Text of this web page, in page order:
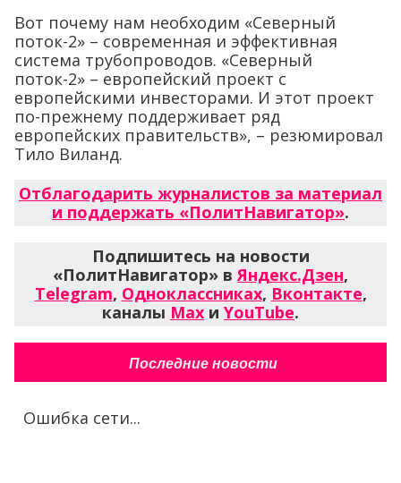
Вот почему нам необходим «Северный
поток-2» – современная и эффективная
система трубопроводов. «Северный
поток-2» – европейский проект с
европейскими инвесторами. И этот проект
по-прежнему поддерживает ряд
европейских правительств», – резюмировал
Тило Виланд.
Отблагодарить журналистов за материал
и поддержать «ПолитНавигатор».
Подпишитесь на новости
«ПолитНавигатор» вЯндекс.Дзен,
Telegram, Одноклассниках, Вконтакте,
каналы Max и YouTube.
Последние новости
Ошибка сети...